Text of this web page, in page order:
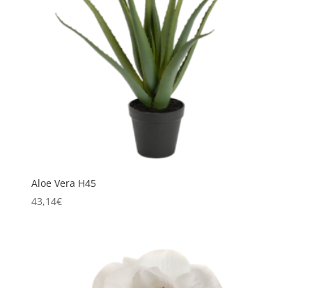
Aloe Vera H45
43,14€